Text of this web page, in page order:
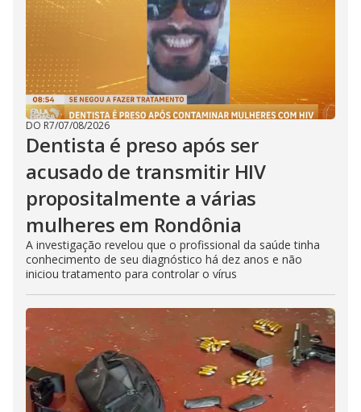
DO R7/07/08/2026
Dentista é preso após ser
acusado de transmitir HIV
propositalmente a várias
mulheres em Rondônia
A investigação revelou que o profissional da saúde tinha
conhecimento de seu diagnóstico há dez anos e não
iniciou tratamento para controlar o vírus